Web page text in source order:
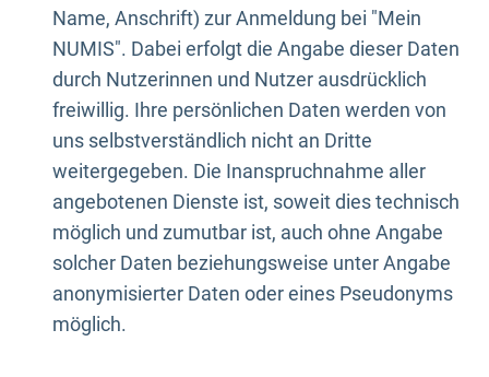
Name, Anschrift) zur Anmeldung bei "Mein
NUMIS". Dabei erfolgt die Angabe dieser Daten
durch Nutzerinnen und Nutzer ausdrücklich
freiwillig. Ihre persönlichen Daten werden von
uns selbstverständlich nicht an Dritte
weitergegeben. Die Inanspruchnahme aller
angebotenen Dienste ist, soweit dies technisch
möglich und zumutbar ist, auch ohne Angabe
solcher Daten beziehungsweise unter Angabe
anonymisierter Daten oder eines Pseudonyms
möglich.